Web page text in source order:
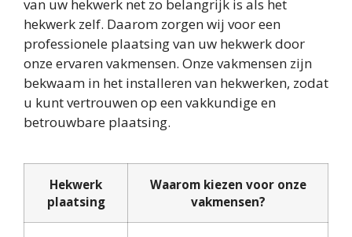
van uw hekwerk net zo belangrijk is als het
hekwerk zelf. Daarom zorgen wij voor een
professionele plaatsing van uw hekwerk door
onze ervaren vakmensen. Onze vakmensen zijn
bekwaam in het installeren van hekwerken, zodat
u kunt vertrouwen op een vakkundige en
betrouwbare plaatsing.
Hekwerk
plaatsing
Waarom kiezen voor onze
vakmensen?